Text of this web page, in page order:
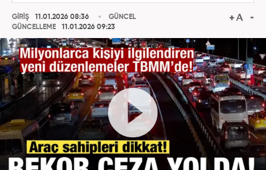
GİRİŞ
11.01.2026 08:36
GÜNCELLEME
11.01.2026 09:23
GÜNCEL